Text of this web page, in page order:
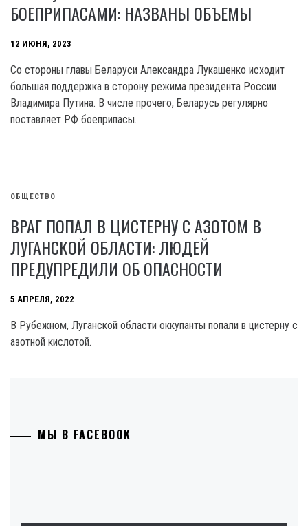
БОЕПРИПАСАМИ: НАЗВАНЫ ОБЪЕМЫ
12 ИЮНЯ, 2023
Со стороны главы Беларуси Александра Лукашенко исходит
большая поддержка в сторону режима президента России
Владимира Путина. В числе прочего, Беларусь регулярно
поставляет РФ боеприпасы.
ОБЩЕСТВО
ВРАГ ПОПАЛ В ЦИСТЕРНУ С АЗОТОМ В
ЛУГАНСКОЙ ОБЛАСТИ: ЛЮДЕЙ
ПРЕДУПРЕДИЛИ ОБ ОПАСНОСТИ
5 АПРЕЛЯ, 2022
В Рубежном, Луганской области оккупанты попали в цистерну с
азотной кислотой.
МЫ В FACEBOOK